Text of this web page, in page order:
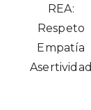
REA:
Respeto
Empatía
Asertividad